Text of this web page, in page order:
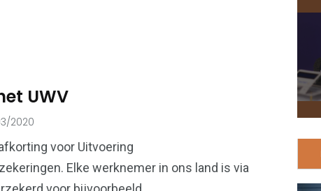
UWV
2020
voor Uitvoering
Elke werknemer in ons land is via